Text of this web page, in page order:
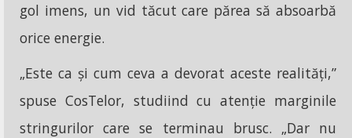
gol imens, un vid tăcut care părea să absoarbă
orice energie.
„Este ca și cum ceva a devorat aceste realități,”
spuse CosTelor, studiind cu atenție marginile
stringurilor care se terminau brusc. „Dar nu